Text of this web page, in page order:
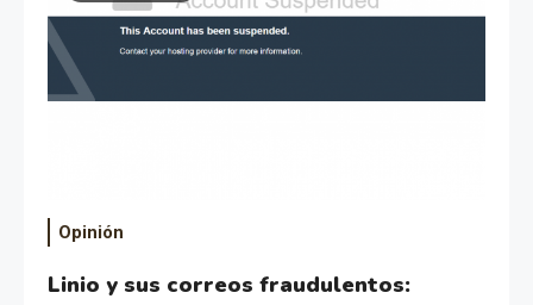
Opinión
Linio y sus correos fraudulentos: